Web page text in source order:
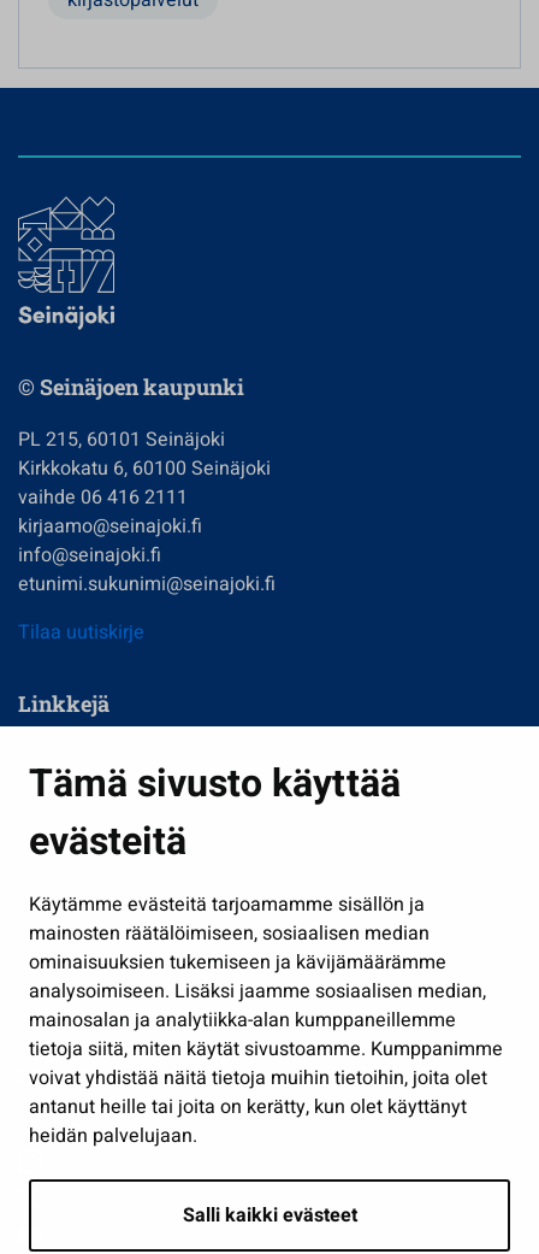
Tämä sivusto käyttää
evästeitä
Käytämme evästeitä tarjoamamme sisällön ja
mainosten räätälöimiseen, sosiaalisen median
ominaisuuksien tukemiseen ja kävijämäärämme
analysoimiseen. Lisäksi jaamme sosiaalisen median,
mainosalan ja analytiikka-alan kumppaneillemme
tietoja siitä, miten käytät sivustoamme. Kumppanimme
voivat yhdistää näitä tietoja muihin tietoihin, joita olet
antanut heille tai joita on kerätty, kun olet käyttänyt
heidän palvelujaan.
Salli kaikki evästeet
© Seinäjoen kaupunki
PL 215, 60101 Seinäjoki
Kirkkokatu 6, 60100 Seinäjoki
vaihde 06 416 2111
kirjaamo@seinajoki.fi
info@seinajoki.fi
etunimi.sukunimi@seinajoki.fi
Tilaa uutiskirje
Linkkejä
Kasvatus ja opetus
Kulttuuri ja liikunta
Työ ja yrittäminen
Osallistu ja asioi
Näytä omat evästeasetukseni
Seuraa meitä